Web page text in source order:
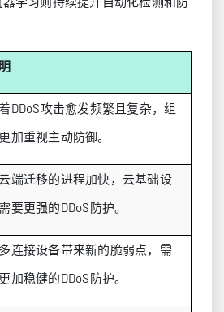
DDoS攻击愈发频繁且复杂，组
加重视主动防御。
端迁移的进程加快，云基础设
要更强的DDoS防护。
连接设备带来新的脆弱点，需
加稳健的DDoS防护。